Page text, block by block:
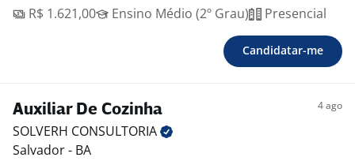
R$ 1.621,00
Ensino Médio (2º Grau) Presencial
Candidatar-me
Auxiliar De Cozinha 4 ago
SOLVERH CONSULTORIA
Salvador - BA